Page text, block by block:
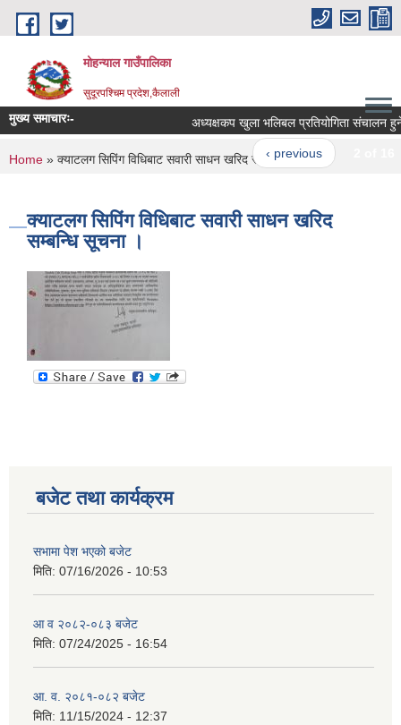
Skip to main content
मोहन्याल गाउँपालिका
सुदूरपश्चिम प्रदेश,कैलाली
मुख्य समाचारः- अध्यक्षकप खुला भलिबल प्रतियोगिता संचालन
‹ previous
You are here
Home » क्याटलग सिपिंग विधिबाट सवारी साधन खरिद सम्बन्धि सूचना ।
क्याटलग सिपिंग विधिबाट सवारी साधन खरिद
सम्बन्धि सूचना ।
बजेट तथा कार्यक्रम
सभामा पेश भएको बजेट
मिति: 07/16/2026 - 10:53
आ व २०८२-०८३ बजेट
मिति: 07/24/2025 - 16:54
आ. व. २०८१-०८२ बजेट
मिति: 11/15/2024 - 12:37